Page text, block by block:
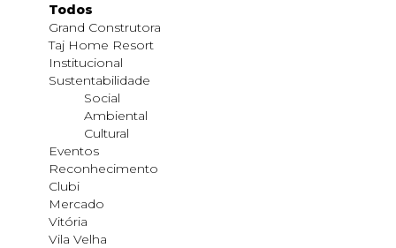
Todos
Grand Construtora
Taj Home Resort
Institucional
Sustentabilidade
Social
Ambiental
Cultural
Eventos
Reconhecimento
Clubi
Mercado
Vitória
Vila Velha